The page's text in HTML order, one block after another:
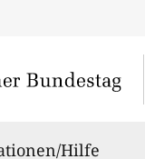
Hilfe